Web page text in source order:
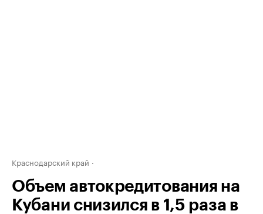
Краснодарский край
Объем автокредитования на
Кубани снизился в 1,5 раза в